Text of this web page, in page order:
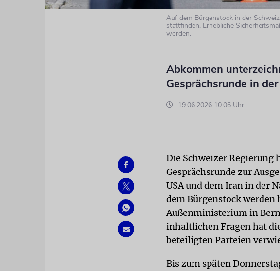
Auf dem Bürgenstock in der
stattfinden. Erhebliche
worden.
Abkommen
Gesprächsrunde in
19.06.2026 10:06 Uhr
Die Schweizer Regierung
Gesprächsrunde zur
USA und dem Iran in der
dem Bürgenstock
Außenministerium in
inhaltlichen Fragen hat
beteiligten Parteien
Bis zum späten